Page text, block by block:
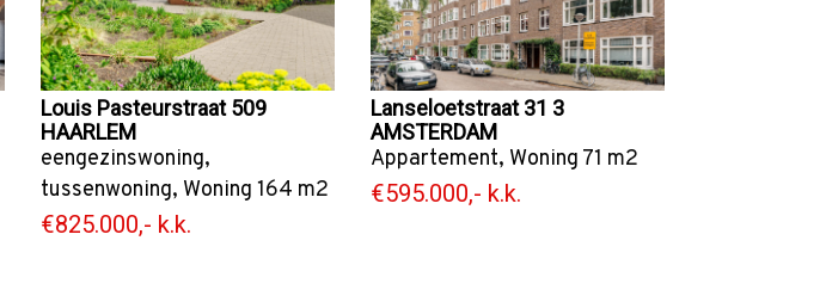
Louis Pasteurstraat 509
HAARLEM
eengezinswoning,
tussenwoning, Woning 164 m2
€825.000,- k.k.
Lanseloetstraat 31 3
AMSTERDAM
Appartement, Woning 71 m2
€595.000,- k.k.